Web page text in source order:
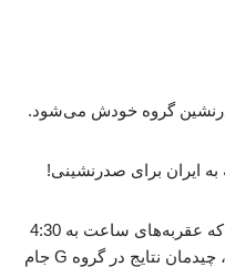
صدرنشین گروه خودش می‌شود.
به گزارش رهپویان فرهنگ؛ در حالی که عقربه‌های ساعت به 4:30
صبح (به وقت تهران) نزدیک می‌شوند، چیدمان نتایج در گروه G جام